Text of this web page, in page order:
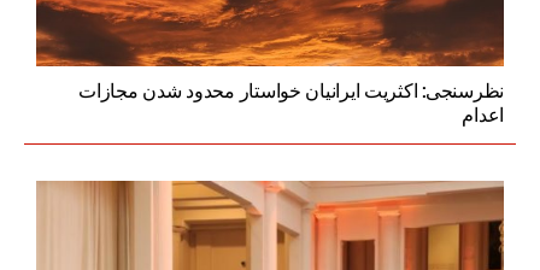
نظرسنجی: اکثریت ایرانیان خواستار محدود شدن مجازات
اعدام